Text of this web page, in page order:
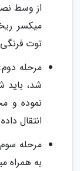
از وسط
توت فرنگی
مرحله
شد، باید
نموده و
انتقال
مرحله
به همراه